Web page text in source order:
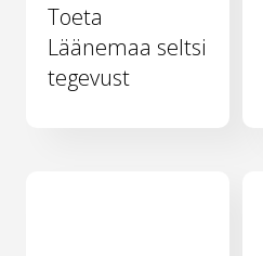
Toeta
Läänemaa seltsi
tegevust